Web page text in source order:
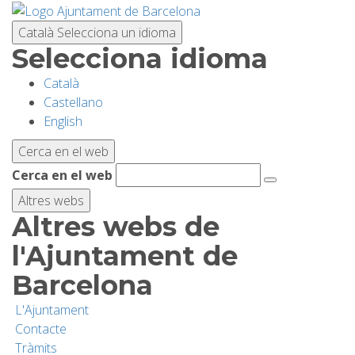
Català Selecciona un idioma
Selecciona idioma
Català
Castellano
English
Cerca en el web
Cerca en el web
Altres webs
Altres webs de
l'Ajuntament de
Barcelona
L'Ajuntament
Contacte
Tràmits
Vés
contingut
PLANIFICA LA VISITA
BIODIVERSITAT
ACTIVITATS
ESCOLES
RECERCA I CONSERVACIÓ
SOSTENIBILITAT